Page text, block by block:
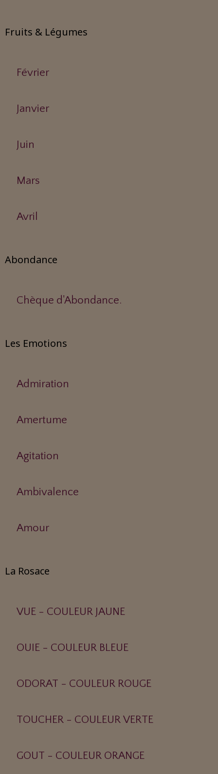
Fruits & Légumes
Février
Janvier
Juin
Mars
Avril
Abondance
Chèque d'Abondance.
Les Emotions
Admiration
Amertume
Agitation
Ambivalence
Amour
La Rosace
VUE - COULEUR JAUNE
OUIE - COULEUR BLEUE
ODORAT - COULEUR ROUGE
TOUCHER - COULEUR VERTE
GOUT - COULEUR ORANGE